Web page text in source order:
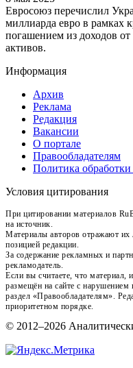
Евросоюз перечислил
миллиарда евро в рамках
погашением из доходов
активов.
Информация
Архив
Реклама
Редакция
Вакансии
О портале
Правообладателям
Политика
Условия цитирования
При цитировании материалов
на источник.
Материалы авторов отражают их
позицией редакции.
За содержание рекламных и
рекламодатель.
Если вы считаете, что материал,
размещён на сайте с нарушением
раздел «Правообладателям».
приоритетном порядке.
© 2012–2026